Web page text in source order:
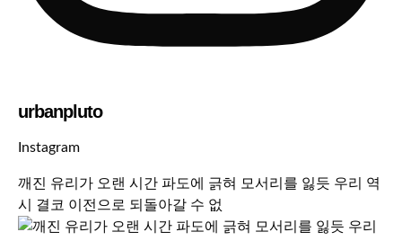
urbanpluto
Instagram
깨진 유리가 오랜 시간 파도에 긁혀 모서리를 잃듯 우리 역
시 결코 이전으로 되돌아갈 수 없